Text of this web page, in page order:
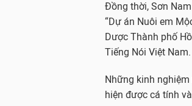
Đồng thời, Sơn
“Dự án Nuôi em
Dược Thành phố
Tiếng Nói Việt Nam.
Những kinh
hiện được cá tính